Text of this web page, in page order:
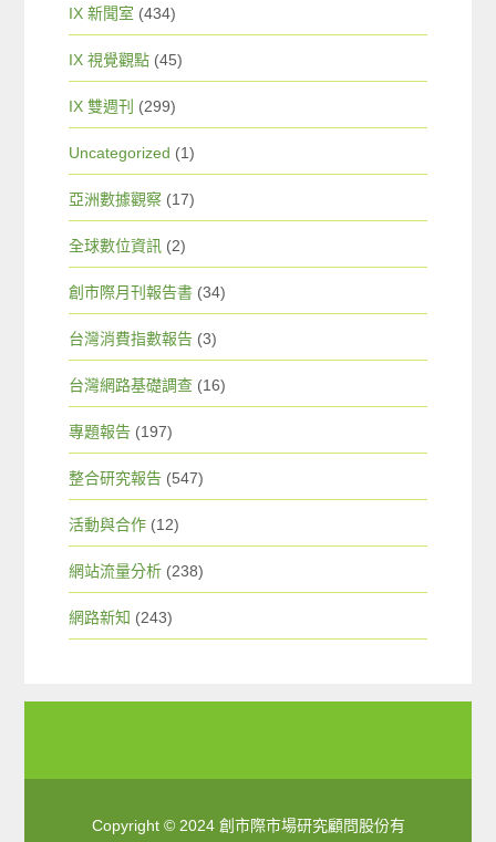
IX 新聞室 (434)
IX 視覺觀點 (45)
IX 雙週刊 (299)
Uncategorized (1)
亞洲數據觀察 (17)
全球數位資訊 (2)
創市際月刊報告書 (34)
台灣消費指數報告 (3)
台灣網路基礎調查 (16)
專題報告 (197)
整合研究報告 (547)
活動與合作 (12)
網站流量分析 (238)
網路新知 (243)
Copyright © 2024 創市際市場研究顧問股份有